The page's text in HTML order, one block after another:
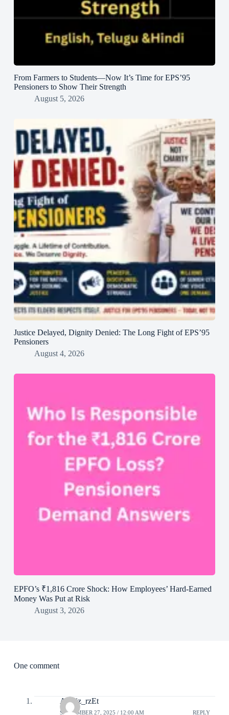
From Farmers to Students—Now It’s Time for EPS’95
Pensioners to Show Their Strength
August 5, 2026
Justice Delayed, Dignity Denied: The Long Fight of EPS’95
Pensioners
August 4, 2026
EPFO’s ₹1,816 Crore Shock: How Employees’ Hard-Earned
Money Was Put at Risk
August 3, 2026
One comment
Analiz_rzEt
SEPTEMBER 27, 2025 / 12:00 AM REPLY